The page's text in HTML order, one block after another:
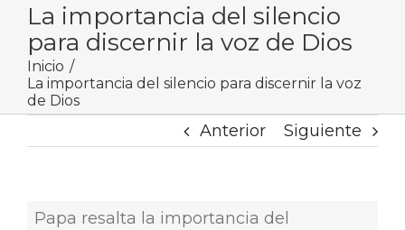
La importancia del silencio
para discernir la voz de Dios
Inicio
La importancia del silencio para discernir la voz
de Dios
Anterior Siguiente
Papa resalta la importancia del